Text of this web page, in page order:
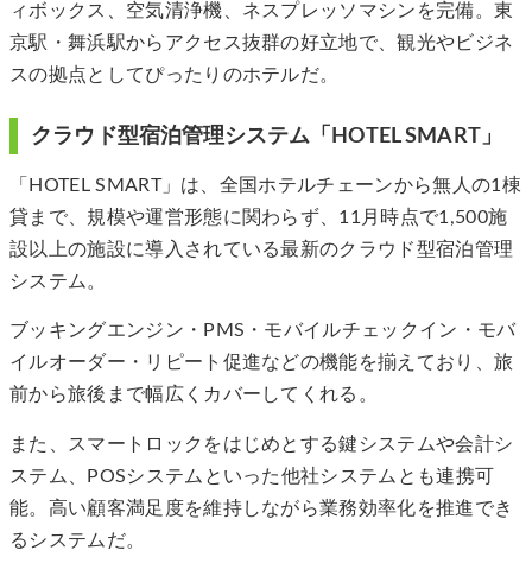
ィボックス、空気清浄機、ネスプレッソマシンを完備。東
京駅・舞浜駅からアクセス抜群の好立地で、観光やビジネ
スの拠点としてぴったりのホテルだ。
クラウド型宿泊管理システム「HOTEL SMART」
「HOTEL SMART」は、全国ホテルチェーンから無人の1棟
貸まで、規模や運営形態に関わらず、11月時点で1,500施
設以上の施設に導入されている最新のクラウド型宿泊管理
システム。
ブッキングエンジン・PMS・モバイルチェックイン・モバ
イルオーダー・リピート促進などの機能を揃えており、旅
前から旅後まで幅広くカバーしてくれる。
また、スマートロックをはじめとする鍵システムや会計シ
ステム、POSシステムといった他社システムとも連携可
能。高い顧客満足度を維持しながら業務効率化を推進でき
るシステムだ。